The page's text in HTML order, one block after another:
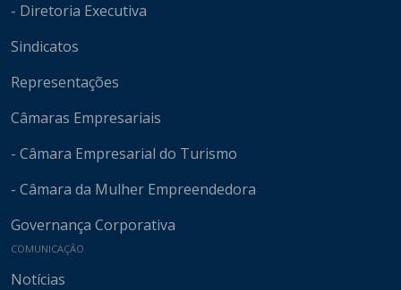
- Diretoria Executiva
Sindicatos
Representações
Câmaras Empresariais
- Câmara Empresarial do Turismo
- Câmara da Mulher Empreendedora
Governança Corporativa
COMUNICAÇÃO
Notícias